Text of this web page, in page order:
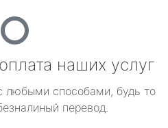
наших услуг
любыми способами, будь то
перевод.